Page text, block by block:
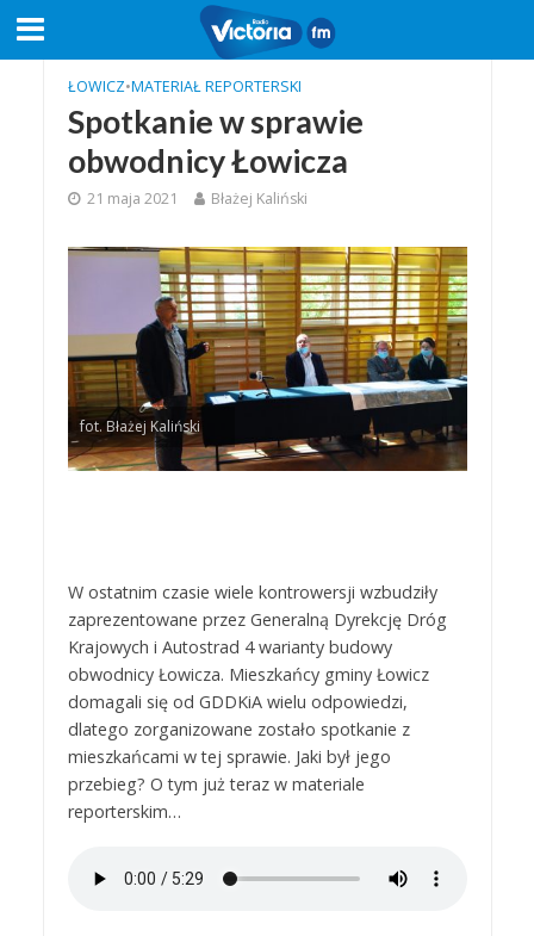
ŁOWICZ•MATERIAŁ REPORTERSKI
Spotkanie w sprawie
obwodnicy Łowicza
21 maja 2021 Błażej Kaliński
fot. Błażej Kaliński
W ostatnim czasie wiele kontrowersji wzbudziły
zaprezentowane przez Generalną Dyrekcję Dróg
Krajowych i Autostrad 4 warianty budowy
obwodnicy Łowicza. Mieszkańcy gminy Łowicz
domagali się od GDDKiA wielu odpowiedzi,
dlatego zorganizowane zostało spotkanie z
mieszkańcami w tej sprawie. Jaki był jego
przebieg? O tym już teraz w materiale
reporterskim…